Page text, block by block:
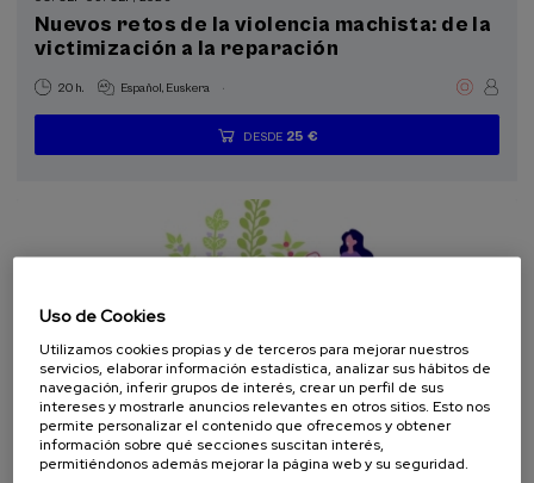
Cursos para Tod@s (1)
Donostia Kultura (1)
Objetivos de desarrollo sostenible
Nuevos retos de la violencia machista: de la
victimización a la reparación
20 h. Español Euskera .
...
DESDE 25 €
Últimas
plazas
Gratuito
Fecha
pasada
Lista
de
Plazo
de
SALUD CURSO DE VERANO
Uso de Cookies
Utilizamos cookies propias y de terceros para mejorar nuestros
servicios, elaborar información estadística, analizar sus hábitos de
navegación, inferir grupos de interés, crear un perfil de sus
intereses y mostrarle anuncios relevantes en otros sitios. Esto nos
permite personalizar el contenido que ofrecemos y obtener
información sobre qué secciones suscitan interés,
permitiéndonos además mejorar la página web y su seguridad.